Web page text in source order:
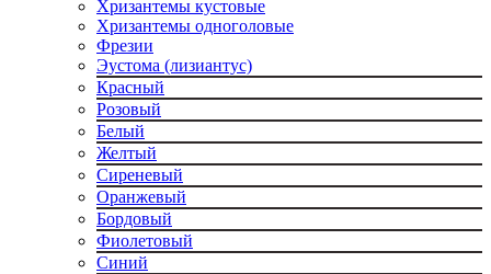
Хризантемы кустовые
Хризантемы одноголовые
Фрезии
Эустома (лизиантус)
Красный
Розовый
Белый
Желтый
Сиреневый
Оранжевый
Бордовый
Фиолетовый
Синий